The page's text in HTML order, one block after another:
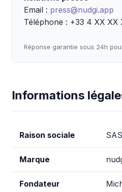
Email : press@nudgi.app
Téléphone : +33 4 XX XX
Réponse garantie sous 24h
Informations
Raison sociale
Marque
Fondateur